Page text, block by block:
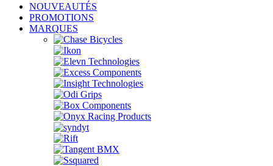
NOUVEAUTÉS
PROMOTIONS
MARQUES